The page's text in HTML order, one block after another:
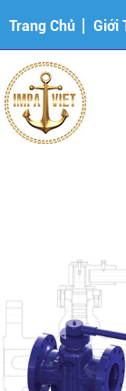
Trang Chủ Giới